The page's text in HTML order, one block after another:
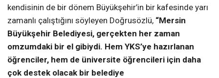
kendisinin de bir dönem Büyükşehir’in bir kafesinde yarı
zamanlı çalıştığını söyleyen Doğrusözlü, “Mersin
Büyükşehir Belediyesi, gerçekten her zaman
omzumdaki bir el gibiydi. Hem YKS’ye hazırlanan
öğrenciler, hem de üniversite öğrencileri için daha
çok destek olacak bir belediye